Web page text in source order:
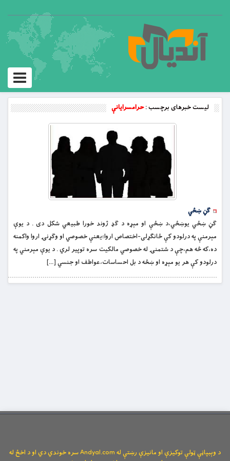
Toggle
لیست خبرهای برچسب :حرامسرایانې
ګڼ ښځي
ګڼ ښځي یوښځي،د ښځې او مېړه د ګډ ژوند خورا طبیعي شکل دی . د یوې
مېرمنې په درلودو کې ځانګړلی-اختصاص اروا؛یعنې خصوصي او وګړنۍ اروا واکمنه
ده،که څه هم،چې د شتمنۍ له خصوصي مالکیت سره توپیر لري . د یوې مېرمني په
درلودو کې هر یو مېړه او ښځه د بل احساسات،عواطف او جنسي […]
د وېبپاڼې ټولې توکیزې او مانیزې رښتې له Andyal.com سره خوندي دي او د اخځ له